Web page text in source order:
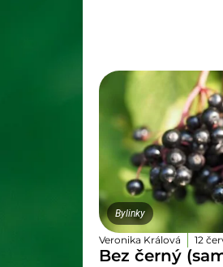
Bylinky
Veronika Králová 12
Bez černý